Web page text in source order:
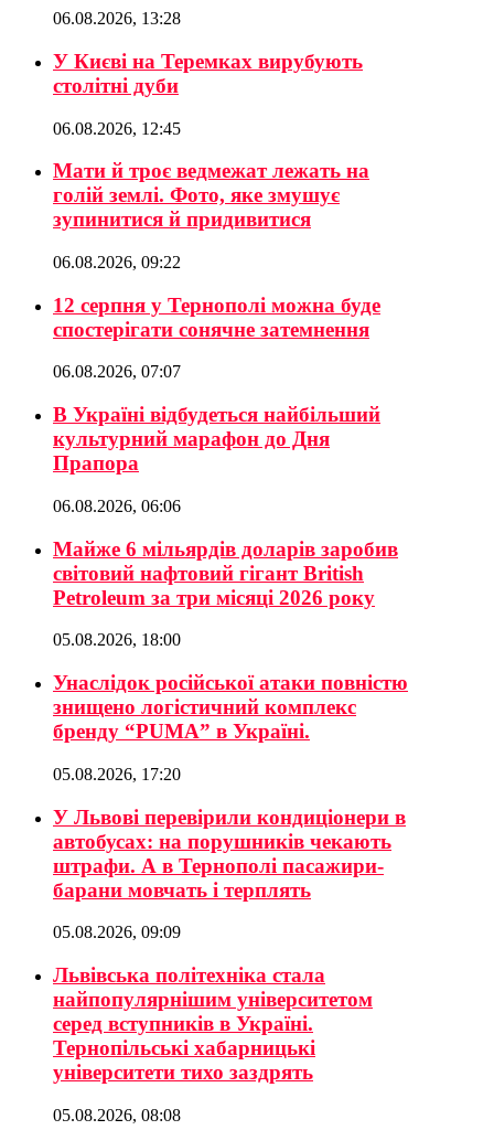
06.08.2026, 13:28
У Києві на Теремках вирубують
столітні дуби
06.08.2026, 12:45
Мати й троє ведмежат лежать на
голій землі. Фото, яке змушує
зупинитися й придивитися
06.08.2026, 09:22
12 серпня у Тернополі можна буде
спостерігати сонячне затемнення
06.08.2026, 07:07
В Україні відбудеться найбільший
культурний марафон до Дня
Прапора
06.08.2026, 06:06
Майже 6 мільярдів доларів заробив
світовий нафтовий гігант British
Petroleum за три місяці 2026 року
05.08.2026, 18:00
Унаслідок російської атаки повністю
знищено логістичний комплекс
бренду “PUMA” в Україні.
05.08.2026, 17:20
У Львові перевірили кондиціонери в
автобусах: на порушників чекають
штрафи. А в Тернополі пасажири-
барани мовчать і терплять
05.08.2026, 09:09
Львівська політехніка стала
найпопулярнішим університетом
серед вступників в Україні.
Тернопільські хабарницькі
університети тихо заздрять
05.08.2026, 08:08